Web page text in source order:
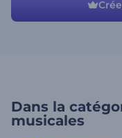
Dans la
musicales